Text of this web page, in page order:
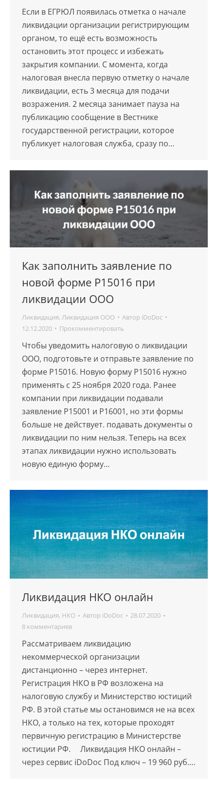
Если в ЕГРЮЛ появилась отметка о начале
ликвидации организации регистрирующим
органом, то ещё есть возможность
остановить этот процесс и избежать
закрытия компании. С момента, когда
налоговая внесла первую отметку о начале
ликвидации, есть 3 месяца для подачи
возражения. 2 месяца занимает пауза на
публикацию сообщение в Вестнике
государственной регистрации, которое
публикует налоговая служба, сразу по…
Как заполнить заявление по
новой форме Р15016 при
ликвидации ООО
Ликвидация, Ликвидация ООО Автор iDoDoc
12.12.2020
Прокомментировать
Чтобы уведомить налоговую о ликвидации
ООО, подготовьте и отправьте заявление по
форме Р15016. Новую форму Р15016 нужно
применять с 25 ноября 2020 года. Ранее
компании при ликвидации подавали
заявление Р15001 и Р16001, но эти формы
больше не действует. подавать документы о
ликвидации по ним нельзя. Теперь на всех
этапах ликвидации нужно использовать
новую единую форму…
Ликвидация НКО онлайн
Ликвидация, НКО Автор iDoDoc
28.07.2020
8 комментариев
Рассматриваем ликвидацию
некоммерческой организации
дистанционно – через интернет.
Регистрация НКО в РФ возложена на
налоговую службу и Министерство юстиций
РФ. В этой статье мы остановимся не на всех
НКО, а только на тех, которые проходят
первичную регистрацию в Министерстве
юстиции РФ. Ликвидация НКО онлайн –
через сервис iDoDoc Под ключ – 19 960 руб.…